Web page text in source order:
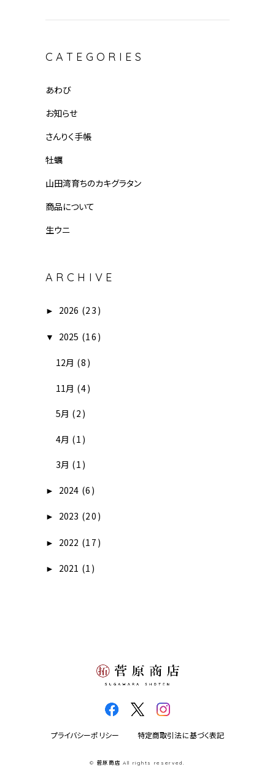
CATEGORIES
あわび
お知らせ
さんりく手帳
牡蠣
山田湾育ちのカキグラタン
商品について
生ウニ
ARCHIVE
► 2026 (23)
▼ 2025 (16)
12月 (8)
11月 (4)
5月 (2)
4月 (1)
3月 (1)
► 2024 (6)
► 2023 (20)
► 2022 (17)
► 2021 (1)
プライバシーポリシー 特定商取引法に基づく表記
© 菅原商店 All rights reserved.